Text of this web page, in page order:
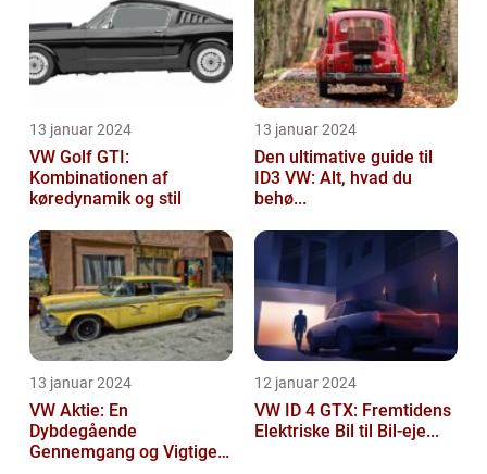
13 januar 2024
VW Golf GTI:
Kombinationen af
køredynamik og stil
13 januar 2024
Den ultimative guide til
ID3 VW: Alt, hvad du
behø...
13 januar 2024
VW Aktie: En
Dybdegående
Gennemgang og Vigtige
12 januar 2024
VW ID 4 GTX: Fremtidens
Elektriske Bil til Bil-eje...